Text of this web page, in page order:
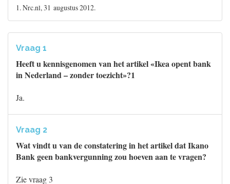
1. Nrc.nl, 31 augustus 2012.
Vraag 1
Heeft u kennisgenomen van het artikel «Ikea opent bank
in Nederland – zonder toezicht»?1
Ja.
Vraag 2
Wat vindt u van de constatering in het artikel dat Ikano
Bank geen bankvergunning zou hoeven aan te vragen?
Zie vraag 3